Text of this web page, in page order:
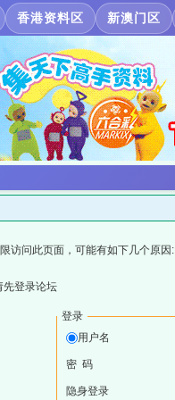
香港资料区 新澳门区
访问此页面，可能有如下几个原因:
先登录论坛
登录
用户名
密 码
隐身登录